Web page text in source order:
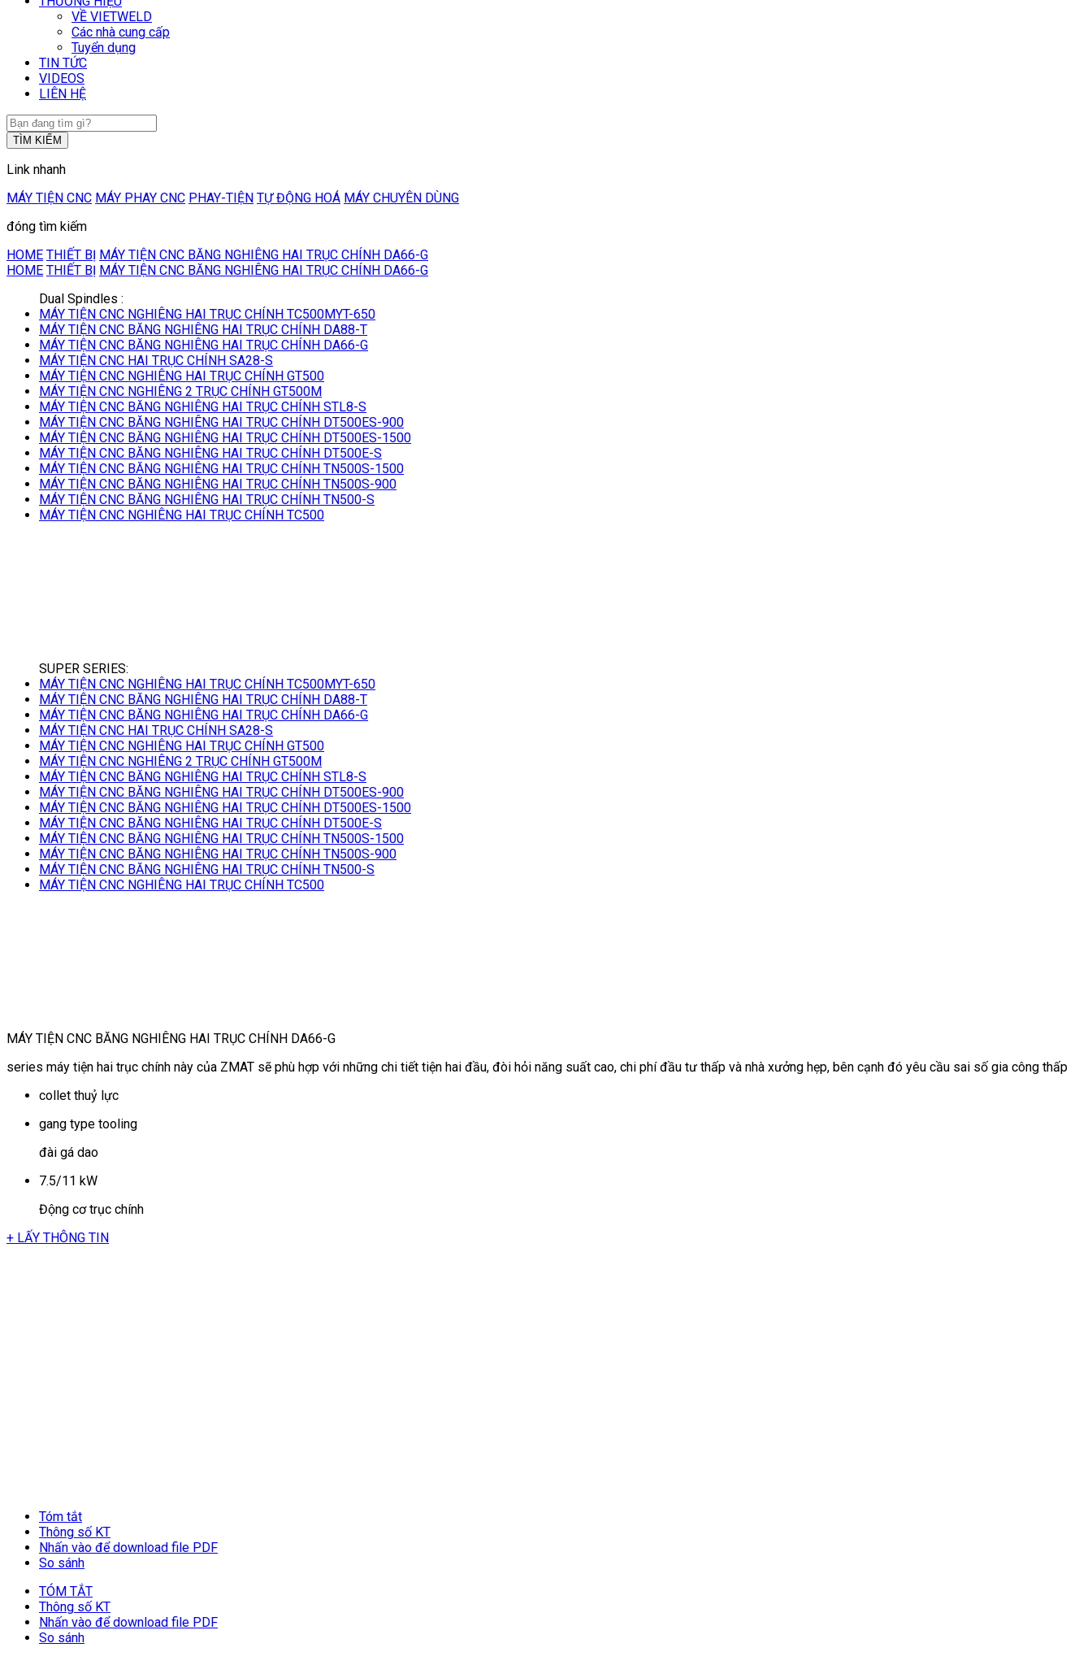
VỀ VIETWELD
Các nhà cung cấp
Tuyển dụng
TIN TỨC
VIDEOS
LIÊN HỆ
TÌM KIẾM
Link nhanh
MÁY TIỆN CNC MÁY PHAY CNC PHAY-TIỆN TỰ ĐỘNG HOÁ MÁY CHUYÊN DÙNG
đóng tìm kiếm
HOME THIẾT BỊ MÁY TIỆN CNC BĂNG NGHIÊNG HAI TRỤC CHÍNH DA66-G
HOME THIẾT BỊ MÁY TIỆN CNC BĂNG NGHIÊNG HAI TRỤC CHÍNH DA66-G
Dual Spindles :
MÁY TIỆN CNC NGHIÊNG HAI TRỤC CHÍNH TC500MYT-650
MÁY TIỆN CNC BĂNG NGHIÊNG HAI TRỤC CHÍNH DA88-T
MÁY TIỆN CNC BĂNG NGHIÊNG HAI TRỤC CHÍNH DA66-G
MÁY TIỆN CNC HAI TRỤC CHÍNH SA28-S
MÁY TIỆN CNC NGHIÊNG HAI TRỤC CHÍNH GT500
MÁY TIỆN CNC NGHIÊNG 2 TRỤC CHÍNH GT500M
MÁY TIỆN CNC BĂNG NGHIÊNG HAI TRỤC CHÍNH STL8-S
MÁY TIỆN CNC BĂNG NGHIÊNG HAI TRỤC CHÍNH DT500ES-900
MÁY TIỆN CNC BĂNG NGHIÊNG HAI TRỤC CHÍNH DT500ES-1500
MÁY TIỆN CNC BĂNG NGHIÊNG HAI TRỤC CHÍNH DT500E-S
MÁY TIỆN CNC BĂNG NGHIÊNG HAI TRỤC CHÍNH TN500S-1500
MÁY TIỆN CNC BĂNG NGHIÊNG HAI TRỤC CHÍNH TN500S-900
MÁY TIỆN CNC BĂNG NGHIÊNG HAI TRỤC CHÍNH TN500-S
MÁY TIỆN CNC NGHIÊNG HAI TRỤC CHÍNH TC500
SUPER SERIES:
MÁY TIỆN CNC NGHIÊNG HAI TRỤC CHÍNH TC500MYT-650
MÁY TIỆN CNC BĂNG NGHIÊNG HAI TRỤC CHÍNH DA88-T
MÁY TIỆN CNC BĂNG NGHIÊNG HAI TRỤC CHÍNH DA66-G
MÁY TIỆN CNC HAI TRỤC CHÍNH SA28-S
MÁY TIỆN CNC NGHIÊNG HAI TRỤC CHÍNH GT500
MÁY TIỆN CNC NGHIÊNG 2 TRỤC CHÍNH GT500M
MÁY TIỆN CNC BĂNG NGHIÊNG HAI TRỤC CHÍNH STL8-S
MÁY TIỆN CNC BĂNG NGHIÊNG HAI TRỤC CHÍNH DT500ES-900
MÁY TIỆN CNC BĂNG NGHIÊNG HAI TRỤC CHÍNH DT500ES-1500
MÁY TIỆN CNC BĂNG NGHIÊNG HAI TRỤC CHÍNH DT500E-S
MÁY TIỆN CNC BĂNG NGHIÊNG HAI TRỤC CHÍNH TN500S-1500
MÁY TIỆN CNC BĂNG NGHIÊNG HAI TRỤC CHÍNH TN500S-900
MÁY TIỆN CNC BĂNG NGHIÊNG HAI TRỤC CHÍNH TN500-S
MÁY TIỆN CNC NGHIÊNG HAI TRỤC CHÍNH TC500
MÁY TIỆN CNC BĂNG NGHIÊNG HAI TRỤC CHÍNH DA66-G
series máy tiện hai trục chính này của ZMAT sẽ phù hợp với những chi tiết tiện hai đầu, đòi hỏi năng suất cao, chi phí đầu tư thấp và nhà xưởng hẹp, bên cạnh đó yêu cầu sai số gia công thấp
collet thuỷ lực
gang type tooling
đài gá dao
7.5/11 kW
Động cơ trục chính
+ LẤY THÔNG TIN
Tóm tắt
Thông số KT
Nhấn vào để download file PDF
So sánh
TÓM TẮT
Thông số KT
Nhấn vào để download file PDF
So sánh